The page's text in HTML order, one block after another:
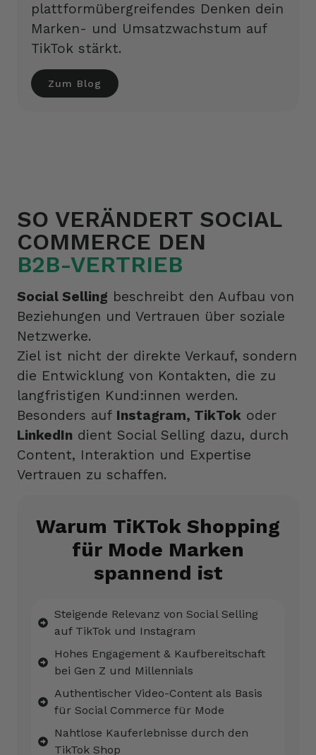
plattformübergreifendes Denken dein
Marken- und Umsatzwachstum auf
TikTok stärkt.
Zum Blog
SO VERÄNDERT SOCIAL
COMMERCE DEN
B2B-VERTRIEB
Social Selling beschreibt den Aufbau von
Beziehungen und Vertrauen über soziale
Netzwerke.
Ziel ist nicht der direkte Verkauf, sondern
die Entwicklung von Kontakten, die zu
langfristigen Kund:innen werden.
Besonders auf Instagram, TikTok oder
LinkedIn dient Social Selling dazu, durch
Content, Interaktion und Expertise
Vertrauen zu schaffen.
Warum TiKTok Shopping
für Mode Marken
spannend ist
Steigende Relevanz von Social Selling
auf TikTok und Instagram
Hohes Engagement & Kaufbereitschaft
bei Gen Z und Millennials
Authentischer Video-Content als Basis
für Social Commerce für Mode
Nahtlose Kauferlebnisse durch den
TikTok Shop